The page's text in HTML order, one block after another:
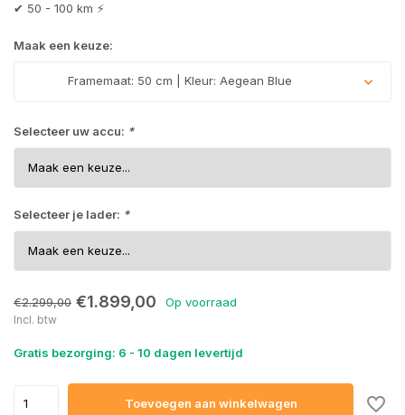
✔ 50 - 100 km ⚡
Maak een keuze:
Framemaat: 50 cm | Kleur: Aegean Blue
Selecteer uw accu: *
Selecteer je lader: *
€2.299,00 €1.899,00 Op voorraad
Incl. btw
Gratis bezorging: 6 - 10 dagen levertijd
Toevoegen aan winkelwagen